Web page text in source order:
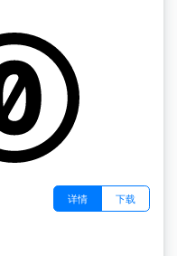
详情 下载